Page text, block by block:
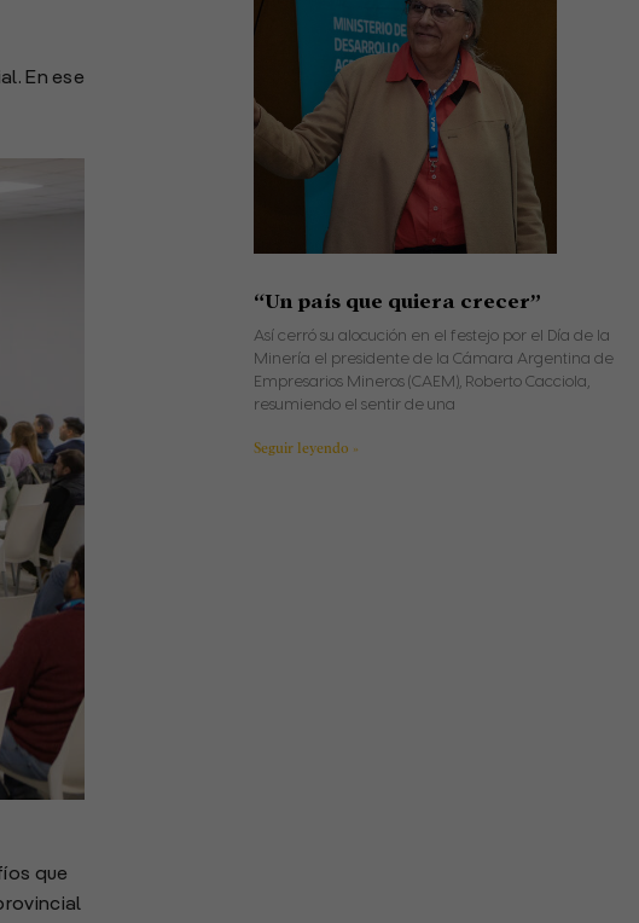
“Un país que quiera crecer”
Así cerró su alocución en el festejo por el Día de la
Minería el presidente de la Cámara Argentina de
Empresarios Mineros (CAEM), Roberto Cacciola,
resumiendo el sentir de una
Seguir leyendo »
En ese
que